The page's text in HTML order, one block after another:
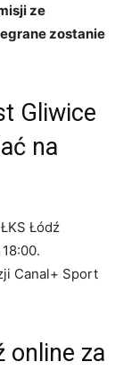
ze
zostanie
Gliwice
na
Łódź
Canal+ Sport
online za